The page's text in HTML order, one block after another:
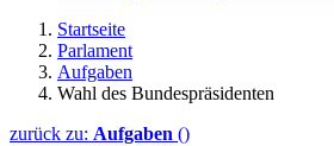
Startseite
Parlament
Aufgaben
Wahl des Bundespräsidenten
zurück zu: Aufgaben ()